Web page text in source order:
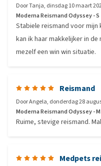
DoorTanja, dinsdag 10 maart
Moderna Reismand Odyssey - S
Stabiele reismand voor mijn
kan ik haar makkelijker in de
mezelf een win win situatie.
Reismand
DoorAngela, donderdag 28
Moderna Reismand Odyssey - M
Ruime, stevige reismand.
Medpets